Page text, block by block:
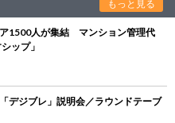
もっと見る
ア1500人が集結 マンション管理代
ップ」
ジブレ」説明会／ラウンドテーブ